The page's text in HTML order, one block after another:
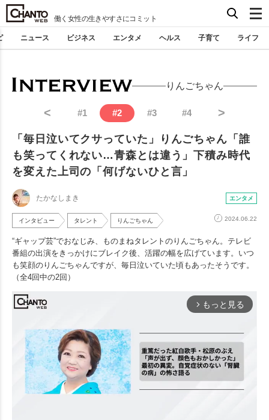
働く女性の生きやすさにコミット
ニュース ビジネス エンタメ ヘルス 子育て ライフ
りんごちゃん
< #1 #2 #3 #4 >
「毎日泣いてクサっていた」りんごちゃん「誰
も笑ってくれない…青森とは違う」下積み時代
を変えた上司の「何げないひと言」
たかなしまき エンタメ
インタビュー タレント りんごちゃん 2024.06.22
“ギャップ芸”でおなじみ、ものまねタレントのりんごちゃん。テレビ
番組の出演をきっかけにブレイク後、活躍の幅を広げています。いつ
も笑顔のりんごちゃんですが、毎日泣いていた頃もあったそうです。
（全4回中の2回）
arrow_forward_ios もっと見る